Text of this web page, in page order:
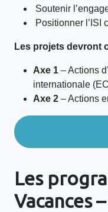
Soutenir
Positionner l’ISI
Les projets devront
Axe 1 – Actions
internationale
Axe 2 – Actions
Les
Vacances